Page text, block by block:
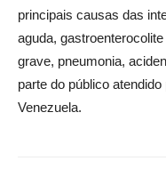
principais causas das
aguda,
grave, pneumonia,
parte do público
Venezuela.